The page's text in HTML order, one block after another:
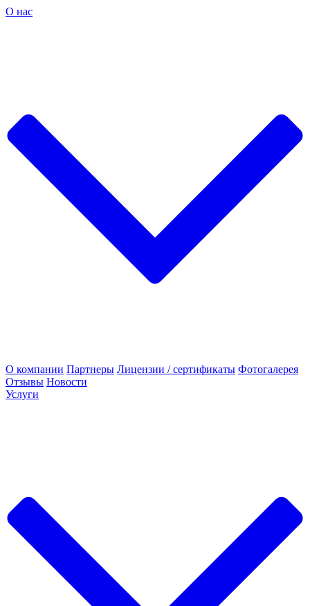
О нас
О компании Партнеры Лицензии / сертификаты Фотогалерея
Отзывы Новости
Услуги